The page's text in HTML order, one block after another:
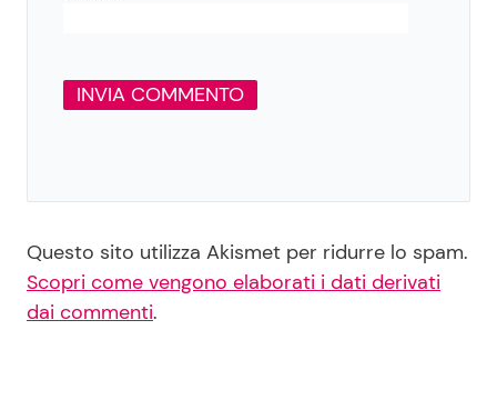
Questo sito utilizza Akismet per ridurre lo spam.
Scopri come vengono elaborati i dati derivati
dai commenti.